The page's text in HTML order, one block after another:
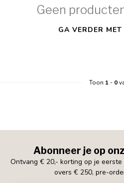
Geen
GA VERDER
Toon 1- 0
Abonneer je op
Ontvang € 20,- korting op je
overs € 250, pre-